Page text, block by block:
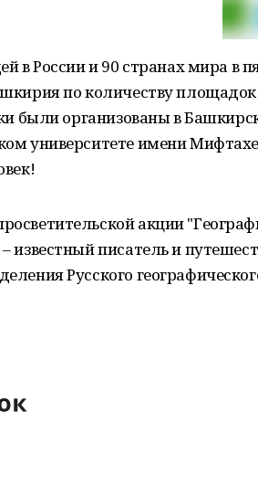
в России и 90 странах мира в
по количеству
были организованы в
университете имени
акции
писатель и
Русского